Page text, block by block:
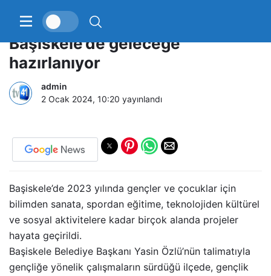
Çocuklar ve gençler
Başiskele’de geleceğe
hazırlanıyor
admin
2 Ocak 2024, 10:20 yayınlandı
Başiskele’de 2023 yılında gençler ve çocuklar için
bilimden sanata, spordan eğitime, teknolojiden kültürel
ve sosyal aktivitelere kadar birçok alanda projeler
hayata geçirildi.
Başiskele Belediye Başkanı Yasin Özlü’nün talimatıyla
gençliğe yönelik çalışmaların sürdüğü ilçede, gençlik